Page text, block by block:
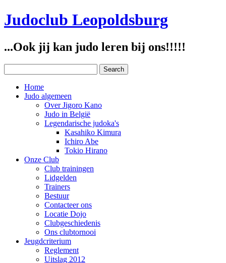
Judoclub Leopoldsburg
...Ook jij kan judo leren bij ons!!!!!
Home
Judo algemeen
Over Jigoro Kano
Judo in België
Legendarische judoka's
Kasahiko Kimura
Ichiro Abe
Tokio Hirano
Onze Club
Club trainingen
Lidgelden
Trainers
Bestuur
Contacteer ons
Locatie Dojo
Clubgeschiedenis
Ons clubtornooi
Jeugdcriterium
Reglement
Uitslag 2012